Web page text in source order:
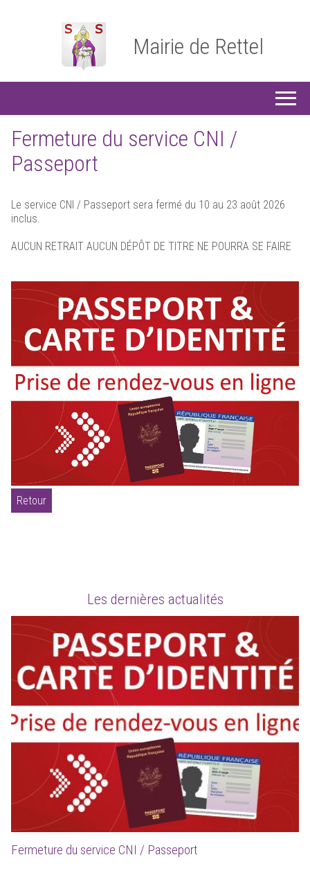
Mairie de Rettel
Fermeture du service CNI /
Passeport
Le service CNI / Passeport sera fermé du 10 au 23 août 2026
inclus.
AUCUN RETRAIT AUCUN DÉPÔT DE TITRE NE POURRA SE FAIRE
Retour
Les dernières actualités
Fermeture du service CNI / Passeport